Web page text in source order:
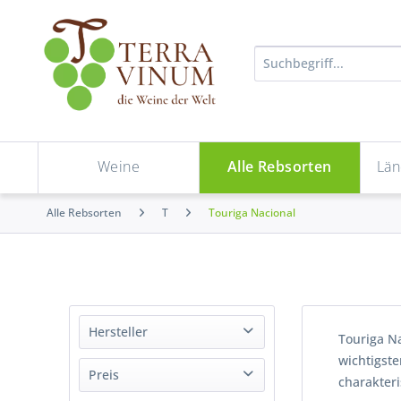
Weine Alle Rebsorten
Alle Rebsorten T Touriga Nacional
Hersteller
Allesverloren Wine Estate
Cabriz
Preis
Touriga